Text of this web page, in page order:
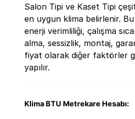
Salon Tipi ve Kaset Tipi
en uygun klima belirlenir.
enerji verimliliği, çalışma
alma, sessizlik, montaj,
fiyat olarak diğer faktörler
yapılır.
Klima BTU Metrekare Hesabı: